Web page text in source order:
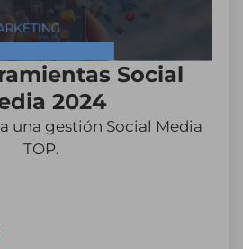
Social
2024
una gestión Social Media
TOP.